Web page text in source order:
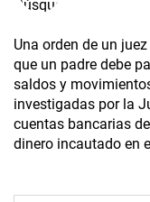
Una orden de un
que un padre debe
saldos y
investigadas por la
cuentas bancarias
dinero incautado en